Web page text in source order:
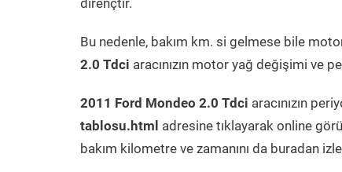
dirençtir.
Bu nedenle, bakım km. si gelmese bile
2.0 Tdci aracınızın motor yağ değişimi ve
2011 Ford Mondeo 2.0 Tdci aracınızın
tablosu.html adresine tıklayarak online
bakım kilometre ve zamanını da buradan